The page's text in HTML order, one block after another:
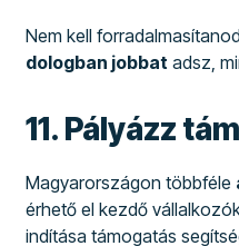
Nem kell
dologban jobbat adsz,
11. Pályázz
Magyarországon többféle
érhető el kezdő
indítása támogatás